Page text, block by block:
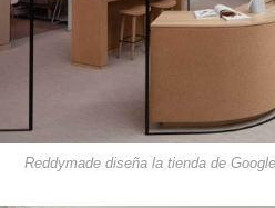
Reddymade diseña la tienda de